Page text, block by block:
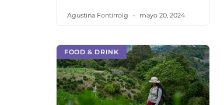
Agustina Fontirroig mayo 20, 2024
FOOD & DRINK